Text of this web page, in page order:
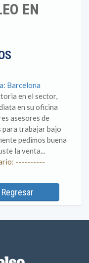
EN
Barcelona
en el sector,
en su oficina
asesores de
para trabajar bajo
pedimos buena
la venta...
----------
Regresar